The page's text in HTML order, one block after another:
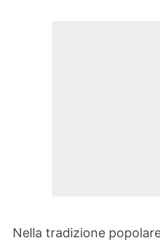
Nella tradizione